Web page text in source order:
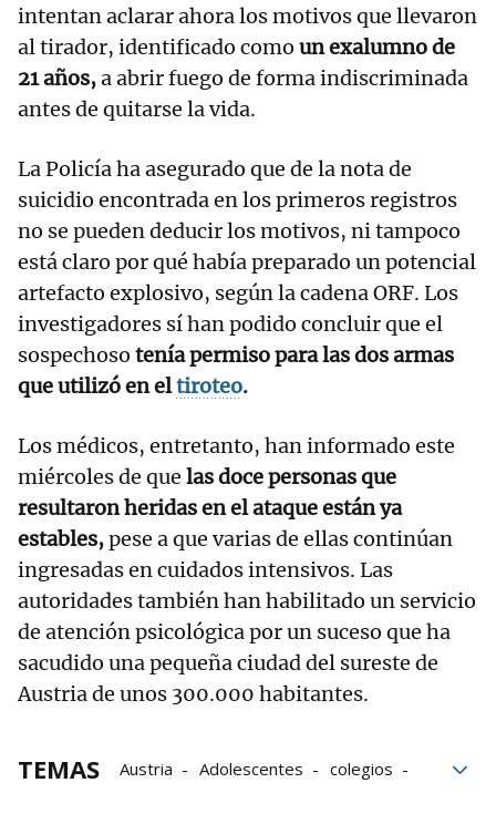
intentan aclarar ahora los motivos que llevaron
al tirador, identificado como un exalumno de
21 años,a abrir fuego de forma indiscriminada
antes de quitarse la vida.
La Policía ha asegurado que de la nota de
suicidio encontrada en los primeros registros
no se pueden deducir los motivos, ni tampoco
está claro por qué había preparado un potencial
artefacto explosivo, según la cadena ORF. Los
investigadores sí han podido concluir que el
sospechoso tenía permiso para las dos armas
que utilizó en eltiroteo.
Los médicos, entretanto, han informado este
miércoles de que las doce personas que
resultaron heridas en el ataque están ya
estables,pese a que varias de ellas continúan
ingresadas en cuidados intensivos. Las
autoridades también han habilitado un servicio
de atención psicológica por un suceso que ha
sacudido una pequeña ciudad del sureste de
Austria de unos 300.000 habitantes.
TEMAS Austria Adolescentes
colegios